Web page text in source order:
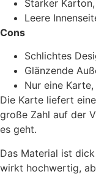
Starker
Leere
Cons
Schlichtes
Glänzende
Nur eine
Die Karte liefert
große Zahl auf der
es geht.
Das Material ist
wirkt hochwertig,